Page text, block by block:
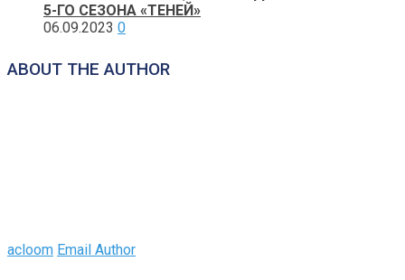
5-ГО СЕЗОНА «ТЕНЕЙ»
06.09.2023 0
ABOUT THE AUTHOR
acloom Email Author